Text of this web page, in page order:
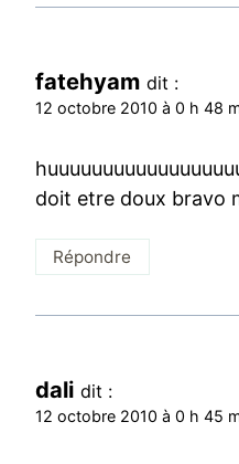
fatehyam dit :
12 octobre 2010 à 0 h 48
doit etre doux bravo
Répondre
dali dit :
12 octobre 2010 à 0 h 45